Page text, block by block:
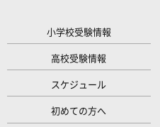
小学校受験情報
高校受験情報
スケジュール
初めての方へ